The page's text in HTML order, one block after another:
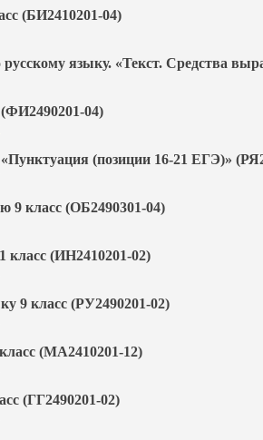
(БИ2410201-04)
языку. «Текст. Средства
04)
(позиции 16-21 ЕГЭ)»
9 класс (ОБ2490301-04)
класс (ИН2410201-02)
9 класс (РУ2490201-02)
(МА2410201-12)
(ГГ2490201-02)